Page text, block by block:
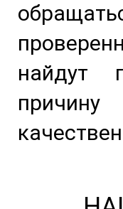
найдут